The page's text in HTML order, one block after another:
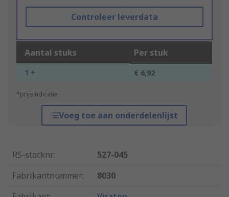
Controleer leverdata
Aantal stuks Per stuk
1 + € 6,92
*prijsindicatie
Voeg toe aan onderdelenlijst
RS-stocknr.:
527-045
Fabrikantnummer:
8030